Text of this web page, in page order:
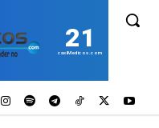
21
casiMedicos.com